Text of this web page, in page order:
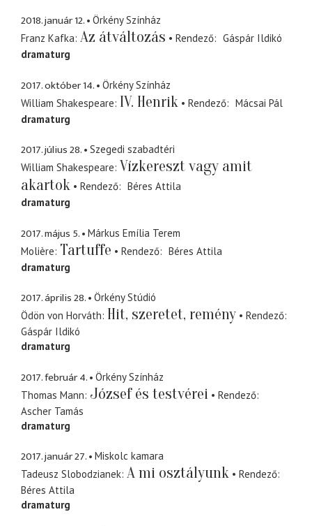
2018. január 12.
Örkény Színház
Franz Kafka Az átváltozás Rendező
Gáspár Ildikó
dramaturg
2017. október 14.
Örkény Színház
William Shakespeare IV. Henrik Rendező
Mácsai Pál
dramaturg
2017. július 28.
Szegedi szabadtéri
William Shakespeare Vízkereszt vagy amit
akartok
Rendező
Béres Attila
dramaturg
2017. május 5.
Márkus Emília Terem
Molière Tartuffe Rendező
Béres Attila
dramaturg
2017. április 28.
Örkény Stúdió
Ödön von Horváth Hit, szeretet, remény
Rendező
Gáspár Ildikó
dramaturg
2017. február 4.
Örkény Színház
Thomas Mann József és testvérei
Rendező
Ascher Tamás
dramaturg
2017. január 27.
Miskolc kamara
Tadeusz Slobodzianek A mi osztályunk
Rendező
Béres Attila
dramaturg